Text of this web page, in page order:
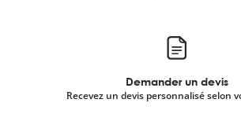
Demander un devis
Recevez un devis personnalisé selon